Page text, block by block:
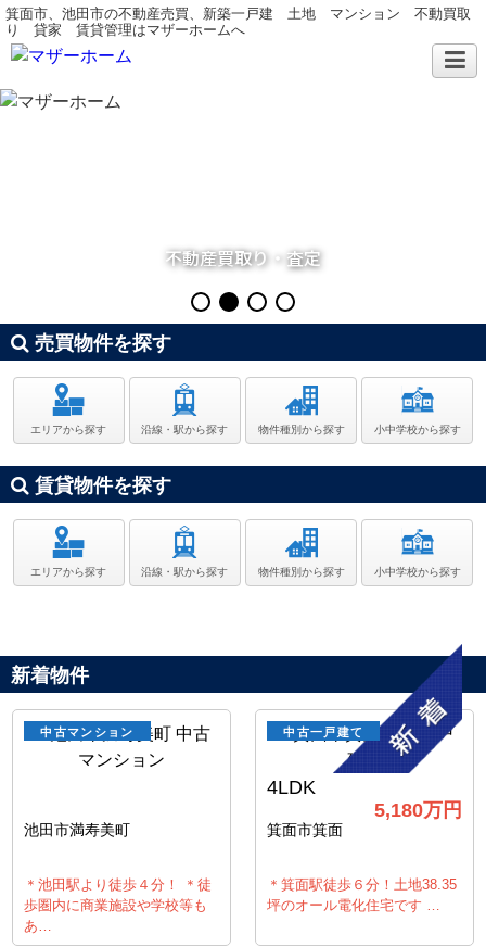
箕面市、池田市の不動産売買、新築一戸建 土地 マンション 不動買取
り 貸家 賃貸管理はマザーホームへ
不動産買取り・査定
売買物件を探す
エリアから探す 沿線・駅から探す 物件種別から探す 小中学校から探す
賃貸物件を探す
エリアから探す 沿線・駅から探す 物件種別から探す 小中学校から探す
新着物件
中古マンション
池田市満寿美町
＊池田駅より徒歩４分！ ＊徒
歩圏内に商業施設や学校等も
あ…
中古一戸建て
4LDK
5,180万円
箕面市箕面
＊箕面駅徒歩６分！土地38.35
坪のオール電化住宅です …